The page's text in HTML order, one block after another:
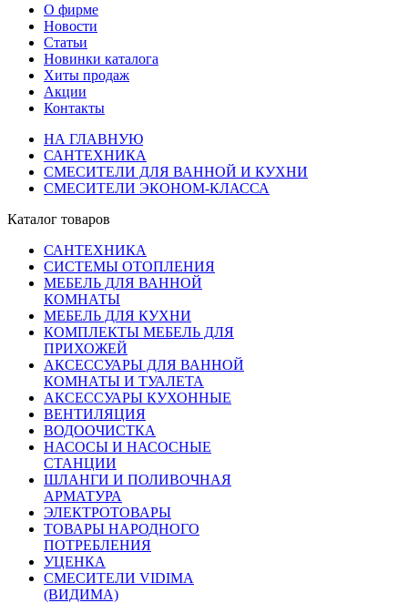
О фирме
Новости
Статьи
Новинки каталога
Хиты продаж
Акции
Контакты
НА ГЛАВНУЮ
САНТЕХНИКА
СМЕСИТЕЛИ ДЛЯ ВАННОЙ И КУХНИ
СМЕСИТЕЛИ ЭКОНОМ-КЛАССА
Каталог товаров
САНТЕХНИКА
СИСТЕМЫ ОТОПЛЕНИЯ
МЕБЕЛЬ ДЛЯ ВАННОЙ
КОМНАТЫ
МЕБЕЛЬ ДЛЯ КУХНИ
КОМПЛЕКТЫ МЕБЕЛЬ ДЛЯ
ПРИХОЖЕЙ
АКСЕССУАРЫ ДЛЯ ВАННОЙ
КОМНАТЫ И ТУАЛЕТА
АКСЕССУАРЫ КУХОННЫЕ
ВЕНТИЛЯЦИЯ
ВОДООЧИСТКА
НАСОСЫ И НАСОСНЫЕ
СТАНЦИИ
ШЛАНГИ И ПОЛИВОЧНАЯ
АРМАТУРА
ЭЛЕКТРОТОВАРЫ
ТОВАРЫ НАРОДНОГО
ПОТРЕБЛЕНИЯ
УЦЕНКА
СМЕСИТЕЛИ VIDIMA
(ВИДИМА)